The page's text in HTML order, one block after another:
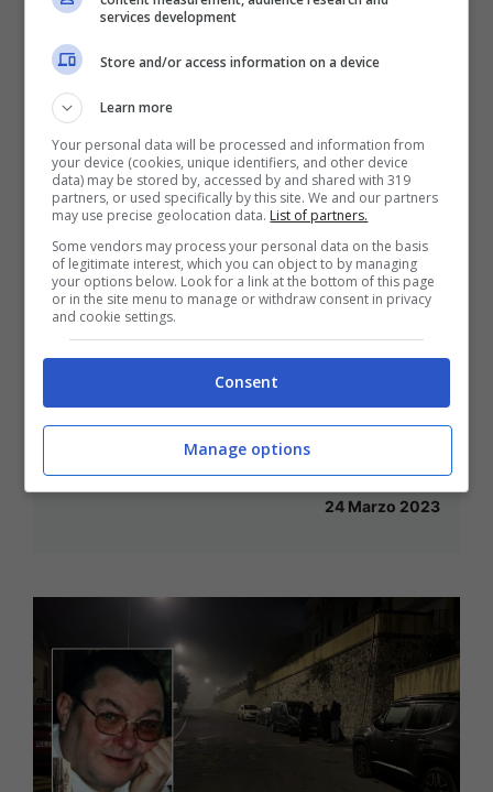
Frosinone / Mancato benefit
presenta esposto alla Corte dei
Conti
24 Marzo 2023
services development
Store and/or access information on a device
Learn more
Your personal data will be processed and information from
your device (cookies, unique identifiers, and other device
data) may be stored by, accessed by and shared with 319
partners, or used specifically by this site. We and our partners
may use precise geolocation data. List of partners.
Some vendors may process your personal data on the basis
of legitimate interest, which you can object to by managing
your options below. Look for a link at the bottom of this page
or in the site menu to manage or withdraw consent in privacy
and cookie settings.
Consent
Manage options